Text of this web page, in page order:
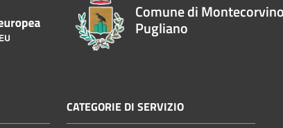
Comune di Montecorvino
Pugliano
CATEGORIE DI SERVIZIO